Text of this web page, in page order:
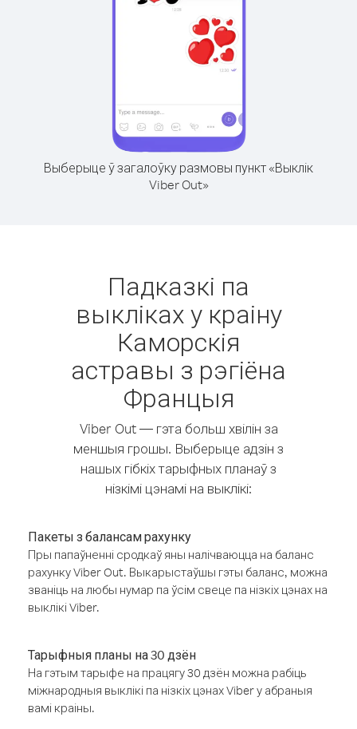
Выберыце ў загалоўку размовы пункт «Выклік
Viber Out»
Падказкі па
выкліках у краіну
Каморскія
астравы з рэгіёна
Францыя
Viber Out — гэта больш хвілін за
меншыя грошы. Выберыце адзін з
нашых гібкіх тарыфных планаў з
нізкімі цэнамі на выклікі:
Пакеты з балансам рахунку
Пры папаўненні сродкаў яны налічваюцца на баланс
рахунку Viber Out. Выкарыстаўшы гэты баланс, можна
званіць на любы нумар па ўсім свеце па нізкіх цэнах на
выклікі Viber.
Тарыфныя планы на 30 дзён
На гэтым тарыфе на працягу 30 дзён можна рабіць
міжнародныя выклікі па нізкіх цэнах Viber у абраныя
вамі краіны.